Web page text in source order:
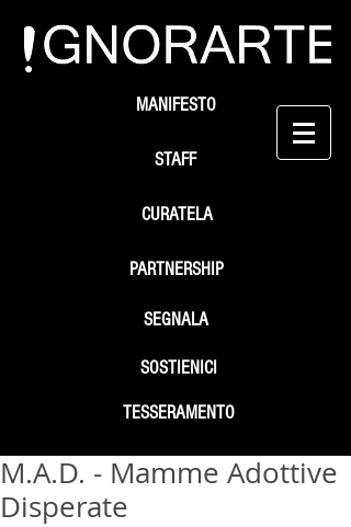
STAFF
SEGNALA
SOSTIENICI
MANIFESTO
PARTNERSHIP
TESSERAMENTO
CURATELA
M.A.D. - Mamme Adottive
Disperate